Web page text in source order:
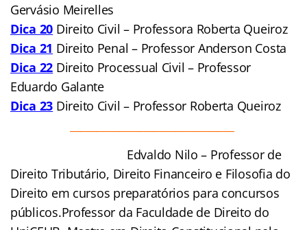
Gervásio Meirelles
Dica 20 Direito Civil – Professora Roberta Queiroz
Dica 21 Direito Penal – Professor Anderson Costa
Dica 22 Direito Processual Civil – Professor
Eduardo Galante
Dica 23 Direito Civil – Professor Roberta Queiroz
Edvaldo Nilo – Professor de
Direito Tributário, Direito Financeiro e Filosofia do
Direito em cursos preparatórios para concursos
públicos.Professor da Faculdade de Direito do